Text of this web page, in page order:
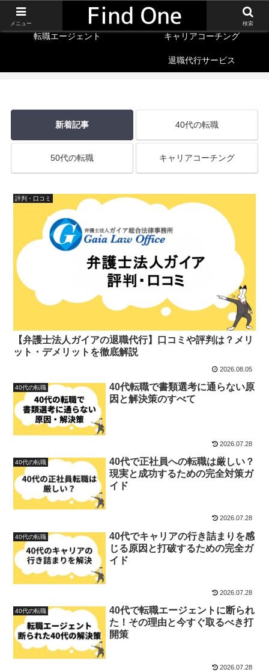
転職エージェント キャリアコーチング
退職代行サービス
新着記事 40代の転職
50代の転職 キャリアコーチング
評判・口コミ
【弁護士法人ガイアの退職代行】口コミや評判は？メリ
ット・デメリットを徹底解説
2026.08.05
40代の転職
40代転職で書類選考に通らない原
因と解決策のすべて
2026.07.28
40代の転職
40代で正社員への転職は厳しい？
現実と成功するための完全対策ガ
イド
2026.07.28
40代の転職
40代でキャリアの行き詰まりを感
じる原因と打破するための完全ガ
イド
2026.07.28
40代の転職
40代で転職エージェントに断られ
た！その理由と今すぐ取るべき打
開策
2026.07.28
メニュー 検索